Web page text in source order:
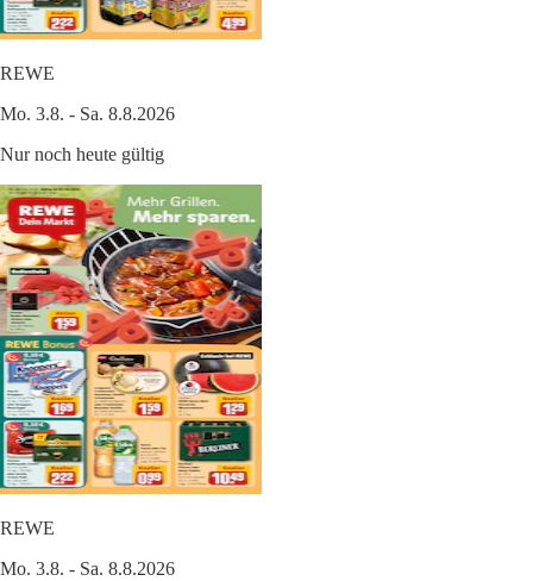
REWE
Mo. 3.8. - Sa. 8.8.2026
Nur noch heute gültig
REWE
Mo. 3.8. - Sa. 8.8.2026